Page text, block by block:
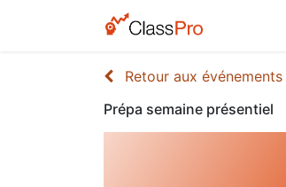
Retour aux événements
Prépa semaine présentiel